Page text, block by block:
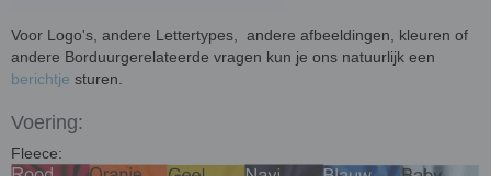
Voor Logo's, andere Lettertypes, andere afbeeldingen, kleuren of
andere Borduurgerelateerde vragen kun je ons natuurlijk een
berichtje sturen.
Voering:
Fleece: